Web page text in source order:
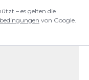
– es gelten die
von Google.